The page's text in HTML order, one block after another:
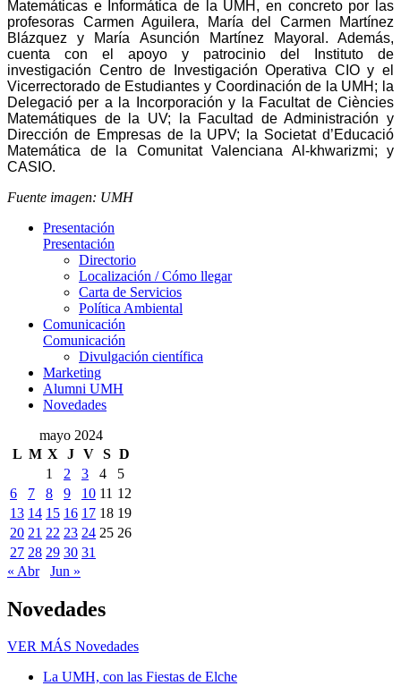
Matemáticas e Informática de la UMH, en concreto por las
profesoras Carmen Aguilera, María del Carmen Martínez
Blázquez y María Asunción Martínez Mayoral. Además,
cuenta con el apoyo y patrocinio del Instituto de
investigación Centro de Investigación Operativa CIO y el
Vicerrectorado de Estudiantes y Coordinación de la UMH; la
Delegació per a la Incorporación y la Facultat de Ciències
Matemátiques de la UV; la Facultad de Administración y
Dirección de Empresas de la UPV; la Societat d’Educació
Matemática de la Comunitat Valenciana Al-khwarizmi; y
CASIO.
Fuente imagen: UMH
Presentación
Presentación
Directorio
Localización / Cómo llegar
Carta de Servicios
Política Ambiental
Comunicación
Comunicación
Divulgación científica
Marketing
Alumni UMH
Novedades
mayo 2024
L M X J V S D
1
2 3 4
5
6
7 8 9 10 11 12
13 14 15 16 17 18 19
20 21 22 23 24 25 26
27 28 29 30 31
« Abr
Jun »
Novedades
VER MÁS Novedades
La UMH, con las Fiestas de Elche